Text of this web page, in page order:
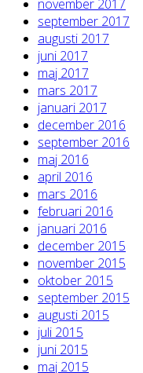
november 2017
september 2017
augusti 2017
juni 2017
maj 2017
mars 2017
januari 2017
december 2016
september 2016
maj 2016
april 2016
mars 2016
februari 2016
januari 2016
december 2015
november 2015
oktober 2015
september 2015
augusti 2015
juli 2015
juni 2015
maj 2015